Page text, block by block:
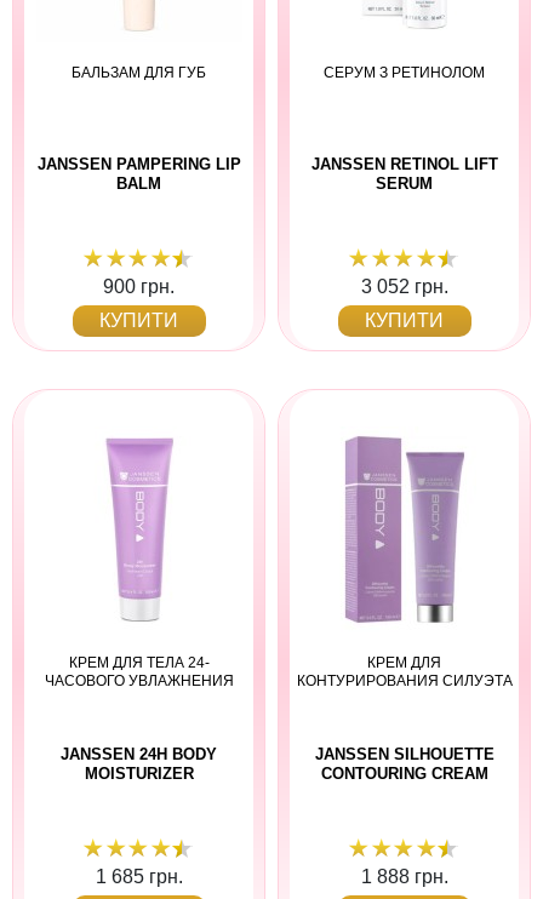
БАЛЬЗАМ ДЛЯ ГУБ
JANSSEN PAMPERING LIP
BALM
900 грн.
КУПИТИ
СЕРУМ З РЕТИНОЛОМ
JANSSEN RETINOL LIFT
SERUM
3 052 грн.
КУПИТИ
КРЕМ ДЛЯ ТЕЛА 24-
ЧАСОВОГО УВЛАЖНЕНИЯ
JANSSEN 24H BODY
MOISTURIZER
1 685 грн.
КРЕМ ДЛЯ
КОНТУРИРОВАНИЯ СИЛУЭТА
JANSSEN SILHOUETTE
CONTOURING CREAM
1 888 грн.